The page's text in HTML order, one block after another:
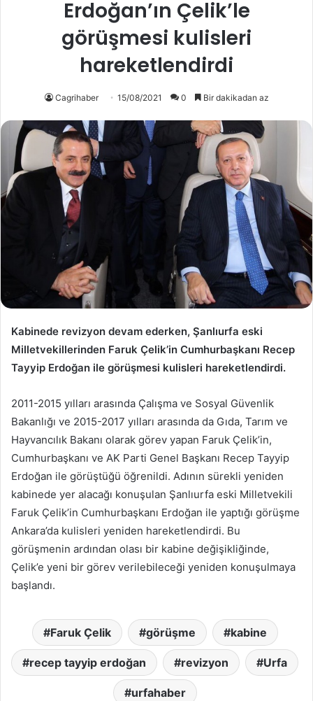
Erdoğan’ın Çelik’le
görüşmesi kulisleri
hareketlendirdi
Cagrihaber 15/08/2021 0 Bir dakikadan az
Kabinede revizyon devam ederken, Şanlıurfa eski
Milletvekillerinden Faruk Çelik’in Cumhurbaşkanı Recep
Tayyip Erdoğan ile görüşmesi kulisleri hareketlendirdi.
2011-2015 yılları arasında Çalışma ve Sosyal Güvenlik
Bakanlığı ve 2015-2017 yılları arasında da Gıda, Tarım ve
Hayvancılık Bakanı olarak görev yapan Faruk Çelik’in,
Cumhurbaşkanı ve AK Parti Genel Başkanı Recep Tayyip
Erdoğan ile görüştüğü öğrenildi. Adının sürekli yeniden
kabinede yer alacağı konuşulan Şanlıurfa eski Milletvekili
Faruk Çelik’in Cumhurbaşkanı Erdoğan ile yaptığı görüşme
Ankara’da kulisleri yeniden hareketlendirdi. Bu
görüşmenin ardından olası bir kabine değişikliğinde,
Çelik’e yeni bir görev verilebileceği yeniden konuşulmaya
başlandı.
Faruk Çelik görüşme kabine
recep tayyip erdoğan revizyon Urfa
urfahaber